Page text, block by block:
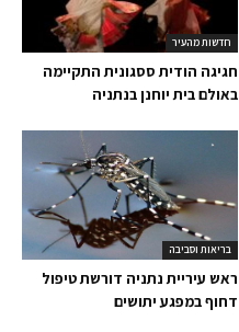
חדשות מהעיר
חגיגה הודית ססגונית התקיימה
באולם בית יוחנן בנתניה
בריאות וסביבה
ראש עיריית נתניה דורשת טיפול
דחוף במפגע יתושים